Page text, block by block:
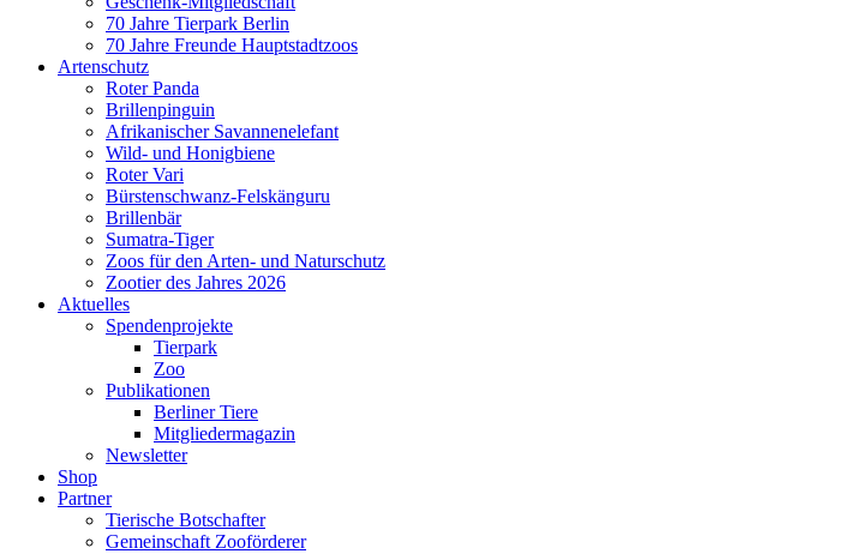
70 Jahre Tierpark Berlin
70 Jahre Freunde Hauptstadtzoos
Artenschutz
Roter Panda
Brillenpinguin
Afrikanischer Savannenelefant
Wild- und Honigbiene
Roter Vari
Bürstenschwanz-Felskänguru
Brillenbär
Sumatra-Tiger
Zoos für den Arten- und Naturschutz
Zootier des Jahres 2026
Aktuelles
Spendenprojekte
Tierpark
Zoo
Publikationen
Berliner Tiere
Mitgliedermagazin
Newsletter
Shop
Partner
Tierische Botschafter
Gemeinschaft Zooförderer